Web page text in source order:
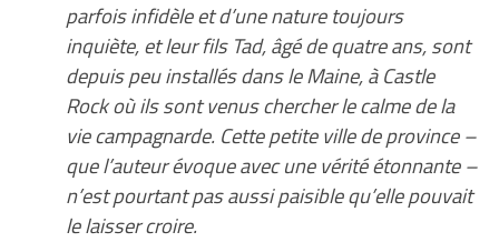
parfois infidèle et d’une nature toujours
inquiète, et leur fils Tad, âgé de quatre ans, sont
depuis peu installés dans le Maine, à Castle
Rock où ils sont venus chercher le calme de la
vie campagnarde. Cette petite ville de province –
que l’auteur évoque avec une vérité étonnante –
n’est pourtant pas aussi paisible qu’elle pouvait
le laisser croire.